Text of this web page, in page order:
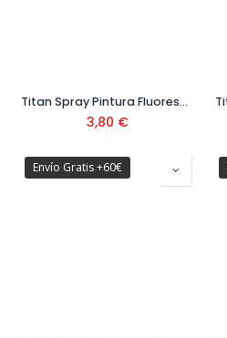
Titan Spray Pintura Fluorescente S05 200ml
3,80 €
Envío Gratis +60€